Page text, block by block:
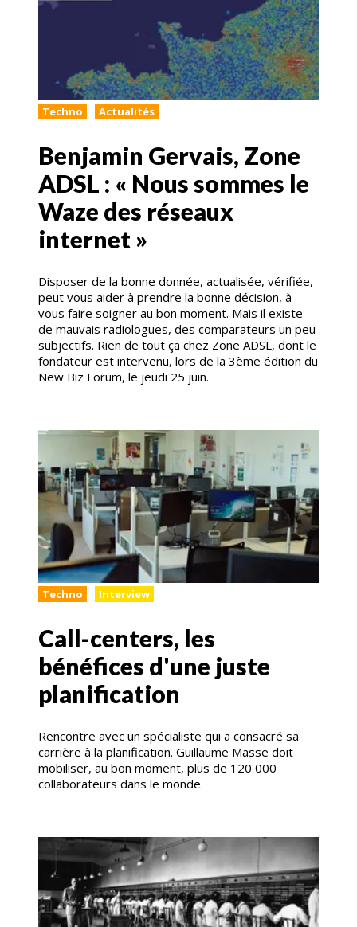
Techno Actualités
Benjamin Gervais, Zone
ADSL : « Nous sommes le
Waze des réseaux
internet »
Disposer de la bonne donnée, actualisée, vérifiée,
peut vous aider à prendre la bonne décision, à
vous faire soigner au bon moment. Mais il existe
de mauvais radiologues, des comparateurs un peu
subjectifs. Rien de tout ça chez Zone ADSL, dont le
fondateur est intervenu, lors de la 3ème édition du
New Biz Forum, le jeudi 25 juin.
Techno Interview
Call-centers, les
bénéfices d'une juste
planification
Rencontre avec un spécialiste qui a consacré sa
carrière à la planification. Guillaume Masse doit
mobiliser, au bon moment, plus de 120 000
collaborateurs dans le monde.